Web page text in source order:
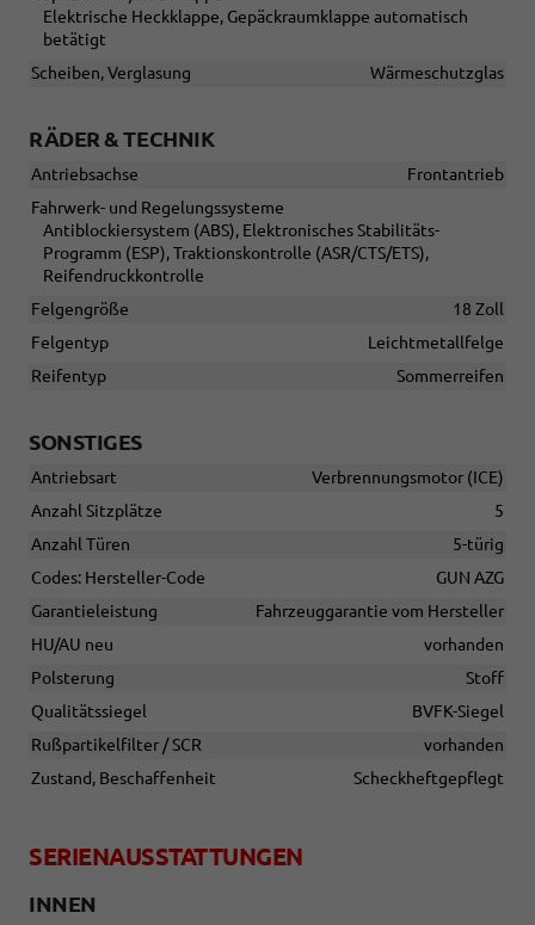
Elektrische Heckklappe, Gepäckraumklappe automatisch
betätigt
Scheiben, Verglasung
Wärmeschutzglas
RÄDER & TECHNIK
Antriebsachse
Frontantrieb
Fahrwerk- und Regelungssysteme
Antiblockiersystem (ABS), Elektronisches Stabilitäts-
Programm (ESP), Traktionskontrolle (ASR/CTS/ETS),
Reifendruckkontrolle
Felgengröße
18 Zoll
Felgentyp
Leichtmetallfelge
Reifentyp
Sommerreifen
SONSTIGES
Antriebsart
Verbrennungsmotor (ICE)
Anzahl Sitzplätze
5
Anzahl Türen
5-türig
Codes: Hersteller-Code
GUN AZG
Garantieleistung
Fahrzeuggarantie vom Hersteller
HU/AU neu
vorhanden
Polsterung
Stoff
Qualitätssiegel
BVFK-Siegel
Rußpartikelfilter / SCR
vorhanden
Zustand, Beschaffenheit
Scheckheftgepflegt
SERIENAUSSTATTUNGEN
INNEN